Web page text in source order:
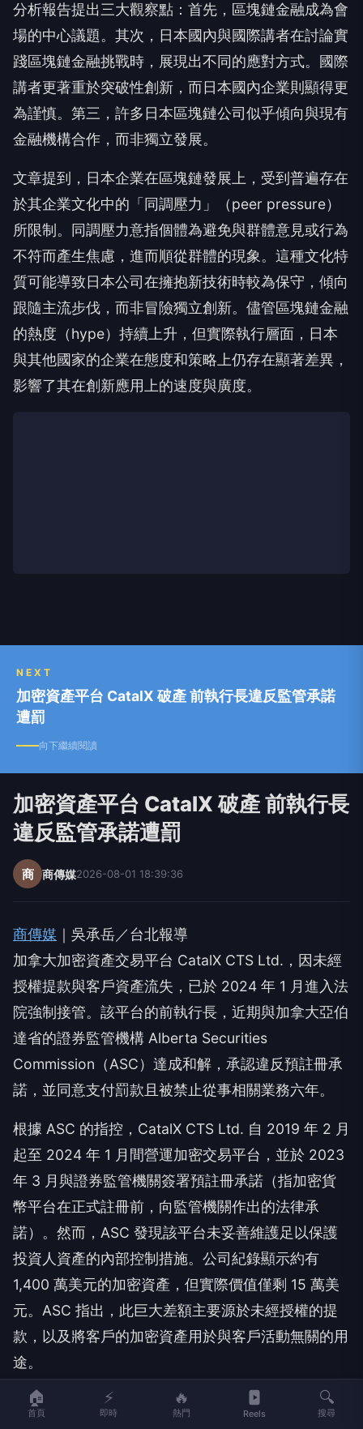
分析報告提出三大觀察點：首先，區塊鏈金融成為會
場的中心議題。其次，日本國內與國際講者在討論實
踐區塊鏈金融挑戰時，展現出不同的應對方式。國際
講者更著重於突破性創新，而日本國內企業則顯得更
為謹慎。第三，許多日本區塊鏈公司似乎傾向與現有
金融機構合作，而非獨立發展。
文章提到，日本企業在區塊鏈發展上，受到普遍存在
於其企業文化中的「同調壓力」（peer pressure）
所限制。同調壓力意指個體為避免與群體意見或行為
不符而產生焦慮，進而順從群體的現象。這種文化特
質可能導致日本公司在擁抱新技術時較為保守，傾向
跟隨主流步伐，而非冒險獨立創新。儘管區塊鏈金融
的熱度（hype）持續上升，但實際執行層面，日本
與其他國家的企業在態度和策略上仍存在顯著差異，
影響了其在創新應用上的速度與廣度。
NEXT
加密資產平台 CatalX 破產 前執行長違反監管承諾
遭罰
向下繼續閱讀
加密資產平台 CatalX 破產 前執行長
違反監管承諾遭罰
商 商傳媒2026-08-01 18:39:36
商傳媒 ｜吳承岳／台北報導
加拿大加密資產交易平台 CatalX CTS Ltd.，因未經
授權提款與客戶資產流失，已於 2024 年 1 月進入法
院強制接管。該平台的前執行長，近期與加拿大亞伯
達省的證券監管機構 Alberta Securities
Commission（ASC）達成和解，承認違反預註冊承
諾，並同意支付罰款且被禁止從事相關業務六年。
根據 ASC 的指控，CatalX CTS Ltd. 自 2019 年 2 月
起至 2024 年 1 月間營運加密交易平台，並於 2023
年 3 月與證券監管機關簽署預註冊承諾（指加密貨
幣平台在正式註冊前，向監管機關作出的法律承
諾）。然而，ASC 發現該平台未妥善維護足以保護
投資人資產的內部控制措施。公司紀錄顯示約有
1,400 萬美元的加密資產，但實際價值僅剩 15 萬美
元。ASC 指出，此巨大差額主要源於未經授權的提
款，以及將客戶的加密資產用於與客戶活動無關的用
途。
廣告
🏠
首頁
⚡
即時
🔥
熱門 Reels
🔍
搜尋